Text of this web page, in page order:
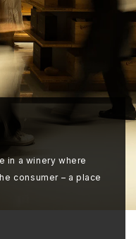
in a winery where
consumer – a place